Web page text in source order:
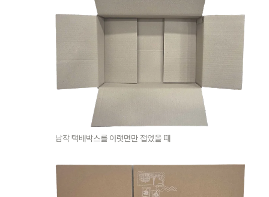
납작 택배박스를 아랫면만 접었을 때